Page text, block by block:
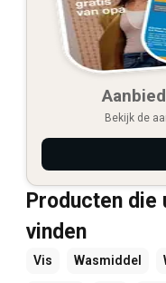
Bekijk de
Producten die
vinden
Vis Wasmiddel